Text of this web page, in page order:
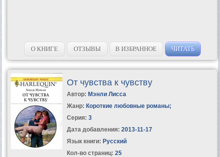
О КНИГЕ ОТЗЫВЫ В ИЗБРАННОЕ ЧИТАТЬ
От чувства к чувству
Автор: Мэнли Лисса
Жанр: Короткие любовные романы;
Серия: 3
Дата добавления: 2013-11-17
Язык книги: Русский
Кол-во страниц: 25